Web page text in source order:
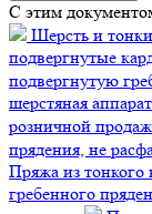
C этим
Шерсть и
подвергнутые
подвергнутую
шерстяная
розничной
прядения, не
Пряжа из тонкого
гребенного